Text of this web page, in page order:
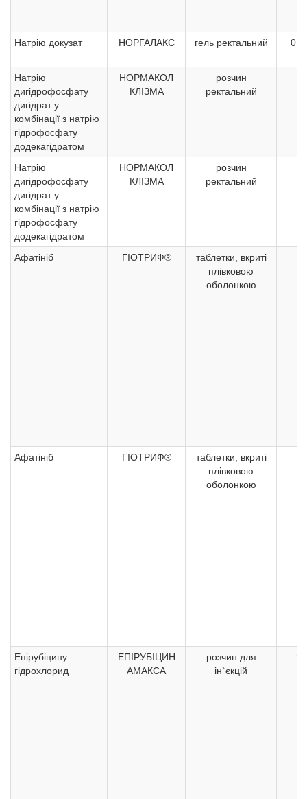
Натрію докузат НОРГАЛАКС гель ректальний
Натрію
дигідрофосфату
дигідрат у
комбінації з натрію
гідрофосфату
додекагідратом
НОРМАКОЛ
КЛІЗМА
розчин
ректальний
Натрію
дигідрофосфату
дигідрат у
комбінації з натрію
гідрофосфату
додекагідратом
НОРМАКОЛ
КЛІЗМА
розчин
ректальний
Афатініб ГІОТРИФ®
таблетки, вкриті
плівковою
оболонкою
Афатініб ГІОТРИФ®
таблетки, вкриті
плівковою
оболонкою
Епірубіцину
гідрохлорид
ЕПІРУБІЦИН
АМАКСА
розчин для
ін`єкцій